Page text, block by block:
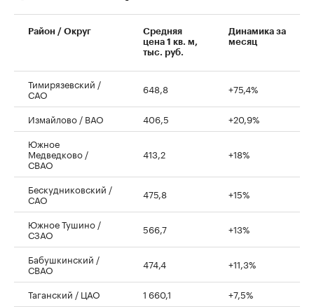
00:00 / 00:00
Район / Округ
Средняя
цена 1 кв. м,
тыс. руб.
Динамика за
месяц
Тимирязевский /
САО 648,8 +75,4%
Измайлово / ВАО 406,5
+20,9%
Южное
Медведково /
СВАО
413,2 +18%
Бескудниковский /
САО 475,8 +15%
Южное Тушино /
СЗАО 566,7 +13%
Бабушкинский /
СВАО 474,4 +11,3%
Таганский / ЦАО 1 660,1
+7,5%